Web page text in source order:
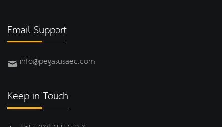
Email Support
info@pegasusaec.com
Keep in Touch